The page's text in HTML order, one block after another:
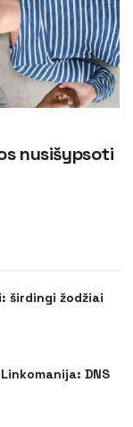
nusišypsoti
širdingi žodžiai
DNS